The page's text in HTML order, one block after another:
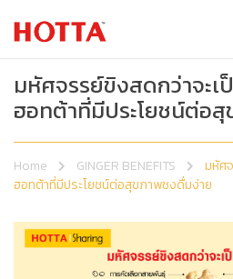
มหัศจรรย์ขิงสดกว่าจะ
ฮอทต้าที่มีประโยชน์ต่อ
Home GINGER BENEFITS
มหัศ
ฮอทต้าที่มีประโยชน์ต่อสุขภาพชงดื่มง่าย